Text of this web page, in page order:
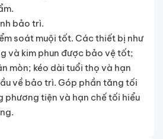
bảo trì.
soát muội tốt. Các thiết bị như
và kim phun được bảo vệ tốt;
mòn; kéo dài tuổi thọ và hạn
về bảo trì. Góp phần tăng tối
phương tiện và hạn chế tối hiểu